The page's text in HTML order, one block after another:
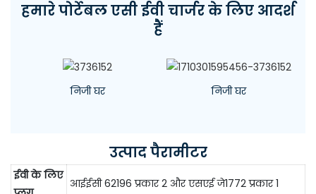
हमारे पोर्टेबल एसी ईवी चार्जर के लिए आदर्श
हैं
निजी घर निजी घर
उत्पाद पैरामीटर
ईवी के लिए
आईईसी 62196 प्रकार 2 और एसएई जे1772 प्रकार 1